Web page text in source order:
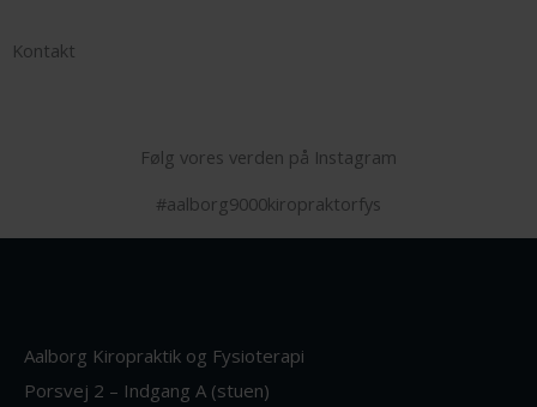
Kontakt
Følg vores verden på Instagram
#aalborg9000kiropraktorfys
Aalborg Kiropraktik og Fysioterapi
Porsvej 2 – Indgang A (stuen)